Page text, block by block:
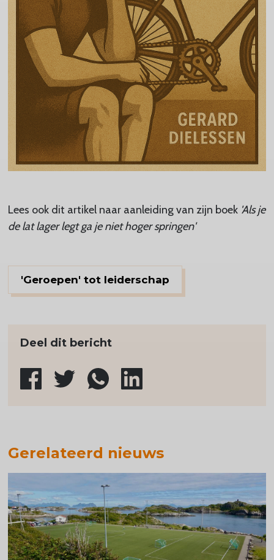
Lees ook dit artikel naar aanleiding van zijn boek 'Als je
de lat lager legt ga je niet hoger springen'
'Geroepen' tot leiderschap
Deel dit bericht
Gerelateerd nieuws